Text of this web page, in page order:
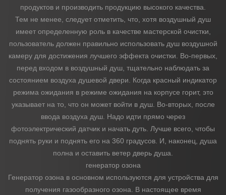
продуктов и производить продукцию высокого качества.
Тем не менее, следует отметить, что, хотя воздушный душ
имеет определенную роль в качестве мастерской очистки,
пользователь должен правильно использовать душ воздушной
камеру для достижения лучшего эффекта очистки. Во-первых,
перед входом в воздушный душ, тщательно наблюдать за
состоянием воздуха душевой двери. Когда красный индикатор
режима ожидания в режиме ожидания на корпусе горит, это
указывает на то, что он может войти в душ. Во-вторых, после
ввода воздуха душ. Надо идти прямо через
фотоэлектрический датчик и начать дуть. Лучше всего, чтобы
поднять руки и поднять его на 360 градусов. И, наконец, душа
полна и оставить ветер дверь душа.
генератор озона
Генератор озона в основном используются для устройства для
получения газообразного озона. В настоящее время